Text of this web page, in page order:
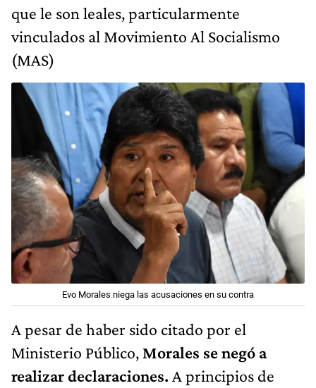
que le son leales, particularmente
vinculados al Movimiento Al Socialismo
(MAS)
Evo Morales niega las acusaciones en su contra
A pesar de haber sido citado por el
Ministerio Público, Morales se negó a
realizar declaraciones. A principios de